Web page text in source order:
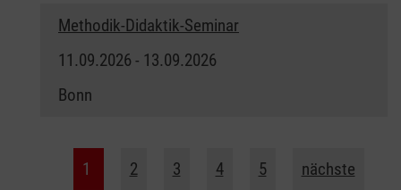
Methodik-Didaktik-Seminar
11.09.2026 - 13.09.2026
Bonn
1 2 3 4 5 nächste